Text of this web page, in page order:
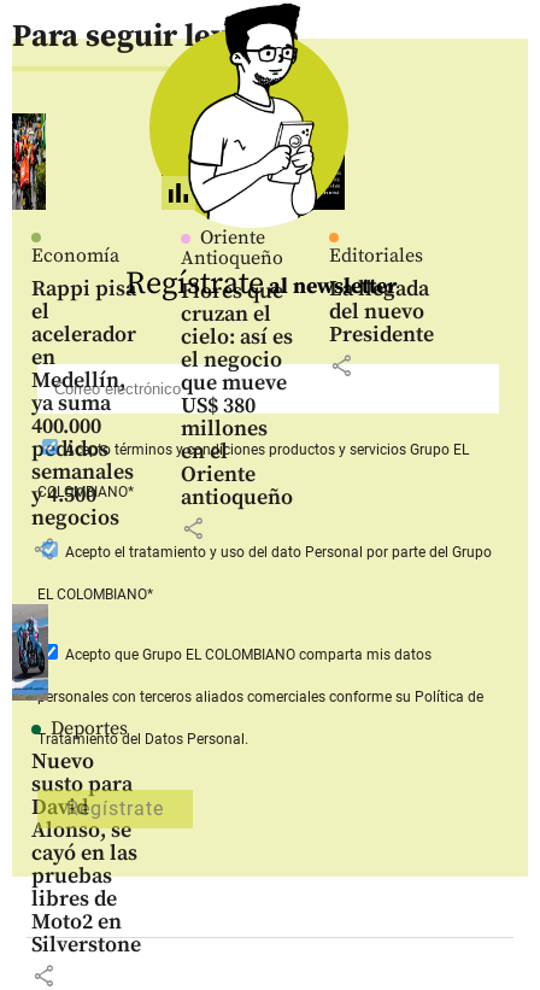
Para seguir leyendo
Economía
Rappi pisa
el
acelerador
en
Medellín,
ya suma
400.000
pedidos
semanales
y 4.500
negocios
share
Oriente
Antioqueño
Flores que
cruzan el
cielo: así es
el negocio
que mueve
US$ 380
millones
en el
Oriente
antioqueño
share
Editoriales
La llegada
del nuevo
Presidente
share
Deportes
Nuevo
susto para
David
Alonso, se
cayó en las
pruebas
libres de
Moto2 en
Silverstone
share
Regístrateal newsletter
Aceptotérminos y condiciones productos y serviciosGrupo EL
COLOMBIANO*
Acepto el tratamiento y uso del dato Personal por parte del Grupo
EL COLOMBIANO*
Acepto que Grupo EL COLOMBIANOcomparta mis datos
personales con terceros aliados comerciales conforme su Política de
Tratamiento del Datos Personal.